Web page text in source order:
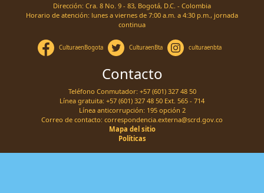
Dirección: Cra. 8 No. 9 - 83, Bogotá, D.C. - Colombia
Horario de atención: lunes a viernes de 7:00 a.m. a 4:30 p.m., jornada
continua
CulturaenBogota CulturaenBta culturaenbta
Contacto
Teléfono Conmutador: +57 (601) 327 48 50
Línea gratuita: +57 (601) 327 48 50 Ext. 565 - 714
Línea anticorrupción: 195 opción 2
Correo de contacto: correspondencia.externa@scrd.gov.co
Mapa del sitio
Políticas